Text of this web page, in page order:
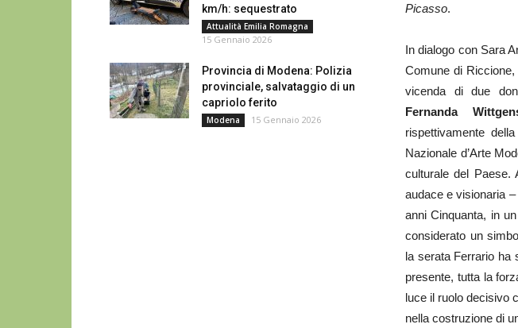
Picasso.
In dialogo con Sara
Comune di
vicenda di due
Fernanda
rispettivamente
Nazionale d’Arte
culturale del Paese.
audace e visionaria
anni Cinquanta, in
considerato un
la serata Ferrario ha
presente, tutta la
luce il ruolo decisivo
nella costruzione di
km/h: sequestrato
Attualità Emilia Romagna
15 Gennaio 2026
Provincia di Modena: Polizia
provinciale, salvataggio di un
capriolo ferito
Modena 15 Gennaio 2026